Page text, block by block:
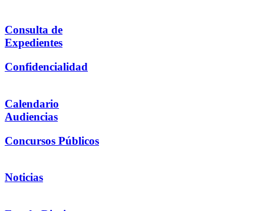
Consulta de
Expedientes
Confidencialidad
Calendario
Audiencias
Concursos Públicos
Noticias